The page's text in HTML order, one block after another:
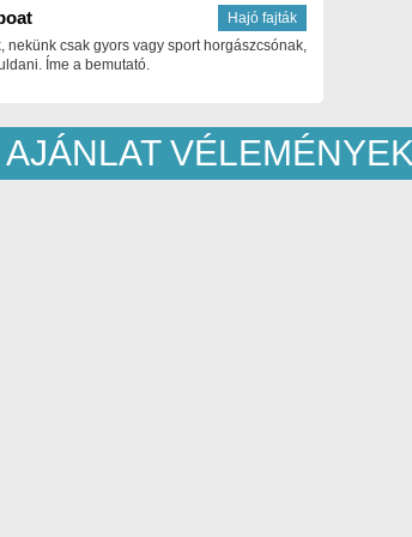
Hajó fajták
csak gyors vagy sport horgászcsónak,
Íme a bemutató.
AJÁNLAT